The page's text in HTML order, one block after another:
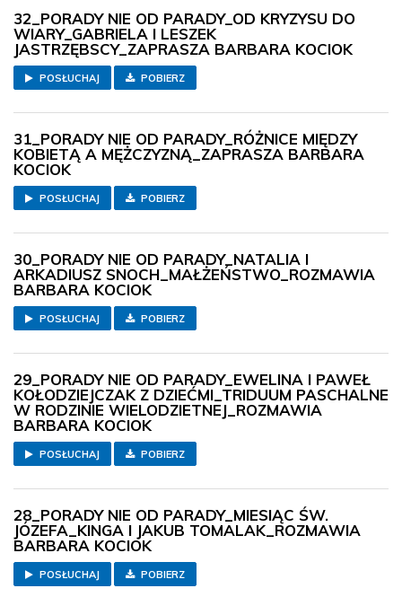
32_PORADY NIE OD PARADY_OD KRYZYSU DO
WIARY_GABRIELA I LESZEK
JASTRZĘBSCY_ZAPRASZA BARBARA KOCIOK
POSŁUCHAJ POBIERZ
31_PORADY NIE OD PARADY_RÓŻNICE MIĘDZY
KOBIETĄ A MĘŻCZYZNĄ_ZAPRASZA BARBARA
KOCIOK
POSŁUCHAJ POBIERZ
30_PORADY NIE OD PARADY_NATALIA I
ARKADIUSZ SNOCH_MAŁŻEŃSTWO_ROZMAWIA
BARBARA KOCIOK
POSŁUCHAJ POBIERZ
29_PORADY NIE OD PARADY_EWELINA I PAWEŁ
KOŁODZIEJCZAK Z DZIEĆMI_TRIDUUM PASCHALNE
W RODZINIE WIELODZIETNEJ_ROZMAWIA
BARBARA KOCIOK
POSŁUCHAJ POBIERZ
28_PORADY NIE OD PARADY_MIESIĄC ŚW.
JÓZEFA_KINGA I JAKUB TOMALAK_ROZMAWIA
BARBARA KOCIOK
POSŁUCHAJ POBIERZ